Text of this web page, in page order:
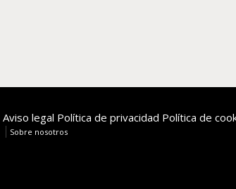
Aviso legal Política de privacidad Política de
Sobre nosotros